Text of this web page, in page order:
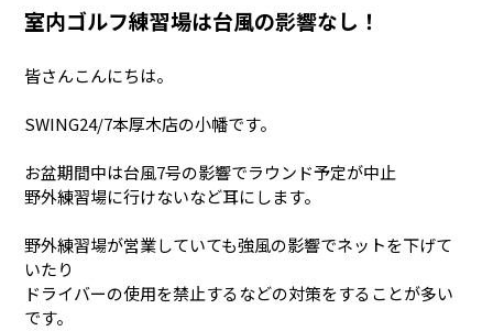
室内ゴルフ練習場は台風の影響なし！
皆さんこんにちは。
SWING24/7本厚木店の小幡です。
お盆期間中は台風7号の影響でラウンド予定が中止
野外練習場に行けないなど耳にします。
野外練習場が営業していても強風の影響でネットを下げて
いたり
ドライバーの使用を禁止するなどの対策をすることが多い
です。